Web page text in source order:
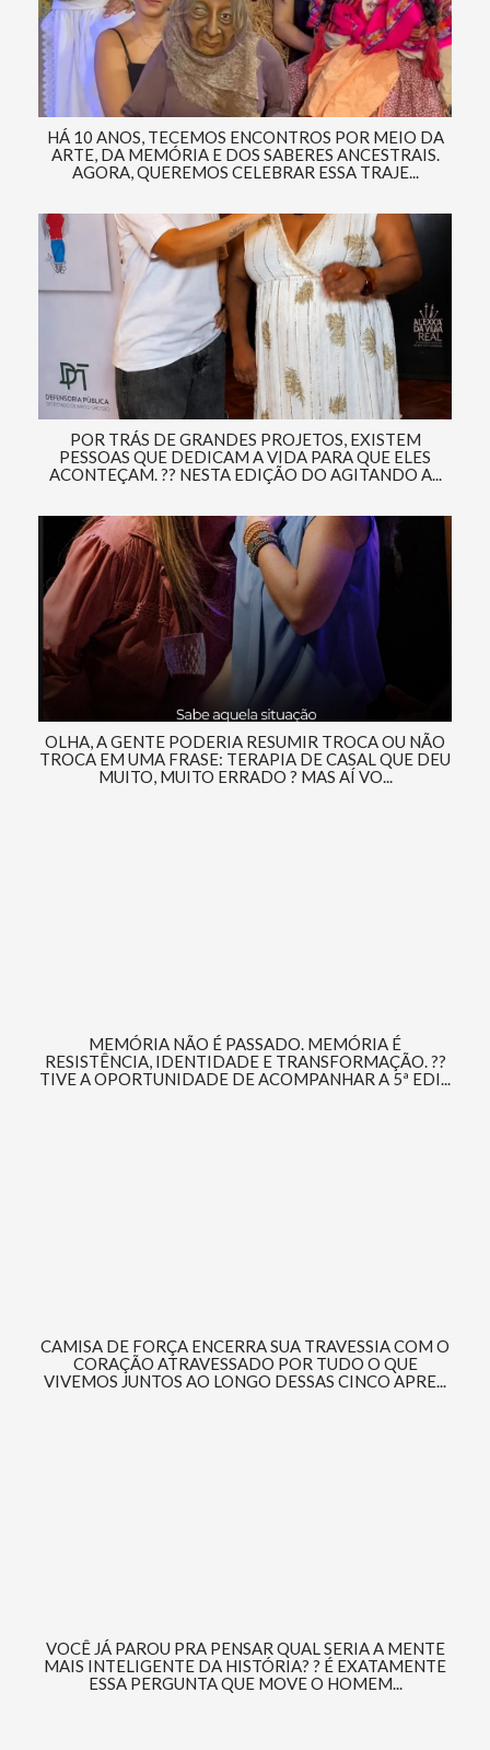
HÁ 10 ANOS, TECEMOS ENCONTROS POR MEIO DA
ARTE, DA MEMÓRIA E DOS SABERES ANCESTRAIS.
AGORA, QUEREMOS CELEBRAR ESSA TRAJE...
POR TRÁS DE GRANDES PROJETOS, EXISTEM
PESSOAS QUE DEDICAM A VIDA PARA QUE ELES
ACONTEÇAM. ?? NESTA EDIÇÃO DO AGITANDO A...
OLHA, A GENTE PODERIA RESUMIR TROCA OU NÃO
TROCA EM UMA FRASE: TERAPIA DE CASAL QUE DEU
MUITO, MUITO ERRADO ? MAS AÍ VO...
MEMÓRIA NÃO É PASSADO. MEMÓRIA É
RESISTÊNCIA, IDENTIDADE E TRANSFORMAÇÃO. ??
TIVE A OPORTUNIDADE DE ACOMPANHAR A 5ª EDI...
CAMISA DE FORÇA ENCERRA SUA TRAVESSIA COM O
CORAÇÃO ATRAVESSADO POR TUDO O QUE
VIVEMOS JUNTOS AO LONGO DESSAS CINCO APRE...
VOCÊ JÁ PAROU PRA PENSAR QUAL SERIA A MENTE
MAIS INTELIGENTE DA HISTÓRIA? ? É EXATAMENTE
ESSA PERGUNTA QUE MOVE O HOMEM...